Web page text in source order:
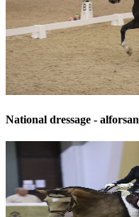
National dressage - alforsan